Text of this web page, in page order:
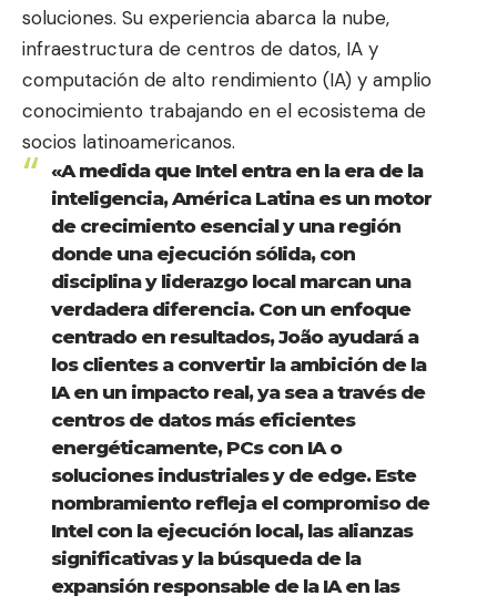
soluciones. Su experiencia abarca la nube,
infraestructura de centros de datos, IA y
computación de alto rendimiento (IA) y amplio
conocimiento trabajando en el ecosistema de
socios latinoamericanos.
«A medida que Intel entra en la era de la
inteligencia, América Latina es un motor
de crecimiento esencial y una región
donde una ejecución sólida, con
disciplina y liderazgo local marcan una
verdadera diferencia. Con un enfoque
centrado en resultados, João ayudará a
los clientes a convertir la ambición de la
IA en un impacto real, ya sea a través de
centros de datos más eficientes
energéticamente, PCs con IA o
soluciones industriales y de edge. Este
nombramiento refleja el compromiso de
Intel con la ejecución local, las alianzas
significativas y la búsqueda de la
expansión responsable de la IA en las